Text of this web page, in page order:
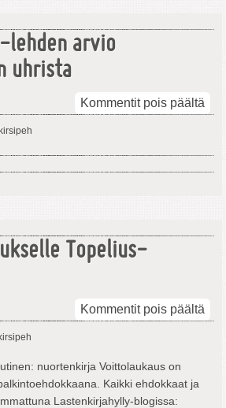
lehden arvio
uhrista
Kommentit pois päältä
Topelius-
Kommentit pois päältä
nuortenkirja Voittolaukaus on
Kaikki ehdokkaat ja
Lastenkirjahylly-blogissa: